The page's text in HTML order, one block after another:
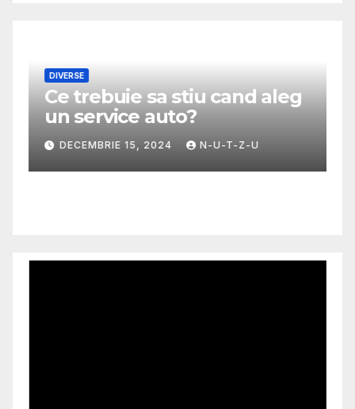
DIVERSE
Ce trebuie sa stiu cand aleg
un service auto?
DECEMBRIE 15, 2024 N-U-T-Z-U